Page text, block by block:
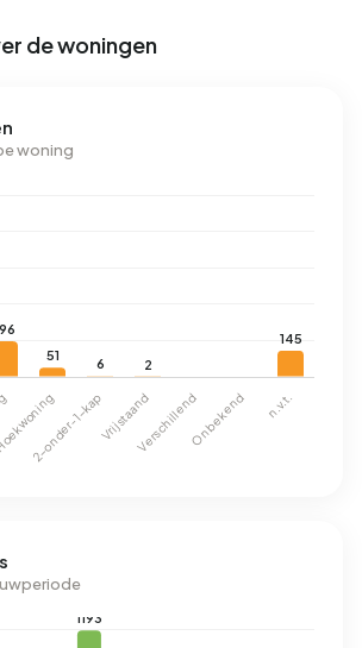
de woningen
woning